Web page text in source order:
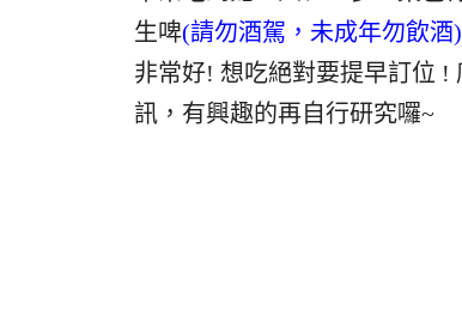
生啤(請勿酒駕，未成年勿飲酒)
非常好! 想吃絕對要提早訂位 !
訊，有興趣的再自行研究囉~